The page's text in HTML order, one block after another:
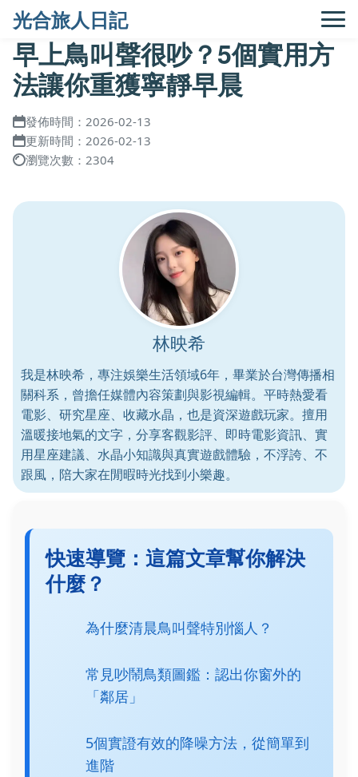
光合旅人日記
早上鳥叫聲很吵？5個實用方
法讓你重獲寧靜早晨
發佈時間：2026-02-13
更新時間：2026-02-13
瀏覽次數：2304
林映希
我是林映希，專注娛樂生活領域6年，畢業於台灣傳播相
關科系，曾擔任媒體內容策劃與影視編輯。平時熱愛看
電影、研究星座、收藏水晶，也是資深遊戲玩家。擅用
溫暖接地氣的文字，分享客觀影評、即時電影資訊、實
用星座建議、水晶小知識與真實遊戲體驗，不浮誇、不
跟風，陪大家在閒暇時光找到小樂趣。
快速導覽：這篇文章幫你解決
什麼？
為什麼清晨鳥叫聲特別惱人？
常見吵鬧鳥類圖鑑：認出你窗外的
「鄰居」
5個實證有效的降噪方法，從簡單到
進階